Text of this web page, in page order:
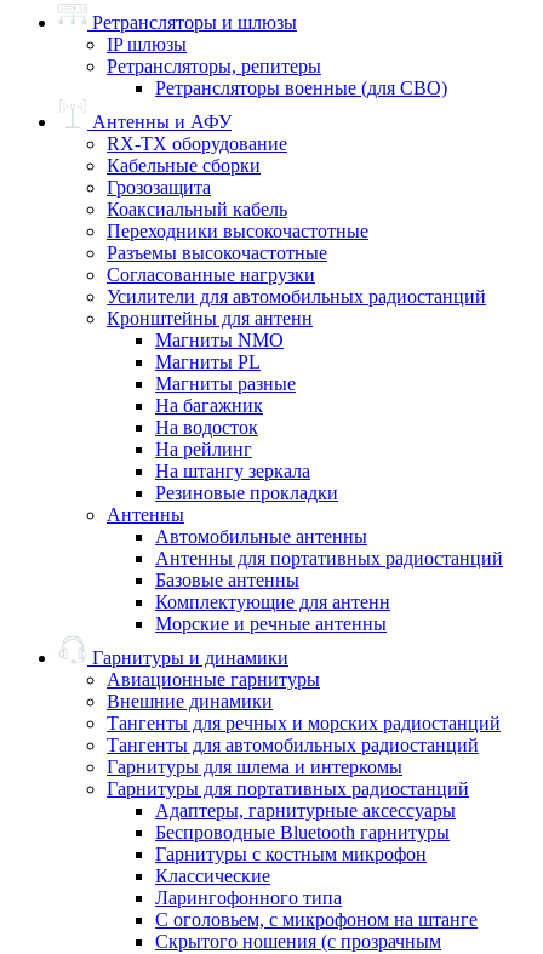
Ретрансляторы и шлюзы
IP шлюзы
Ретрансляторы, репитеры
Ретрансляторы военные (для СВО)
Антенны и АФУ
RX-TX оборудование
Кабельные сборки
Грозозащита
Коаксиальный кабель
Переходники высокочастотные
Разъемы высокочастотные
Согласованные нагрузки
Усилители для автомобильных радиостанций
Кронштейны для антенн
Магниты NMO
Магниты PL
Магниты разные
На багажник
На водосток
На рейлинг
На штангу зеркала
Резиновые прокладки
Антенны
Автомобильные антенны
Антенны для портативных радиостанций
Базовые антенны
Комплектующие для антенн
Морские и речные антенны
Гарнитуры и динамики
Авиационные гарнитуры
Внешние динамики
Тангенты для речных и морских радиостанций
Тангенты для автомобильных радиостанций
Гарнитуры для шлема и интеркомы
Гарнитуры для портативных радиостанций
Адаптеры, гарнитурные аксессуары
Беспроводные Bluetooth гарнитуры
Гарнитуры с костным микрофон
Классические
Ларингофонного типа
С оголовьем, с микрофоном на штанге
Скрытого ношения (с прозрачным